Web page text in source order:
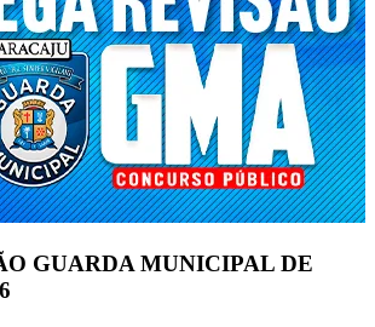
GUARDA MUNICIPAL DE